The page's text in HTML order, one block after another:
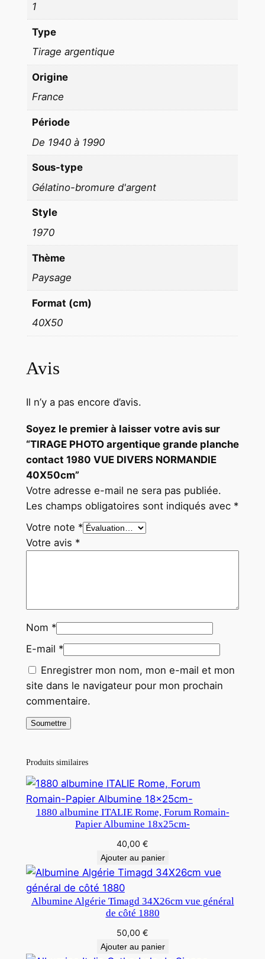
U
D
E
N
O
M
N
I
4
0
X
5
0
c
m
1
Type
Tirage argentique
Origine
France
Période
De 1940 à 1990
Sous-type
Gélatino-bromure d'argent
Style
1970
Thème
Paysage
Format (cm)
40X50
Avis
Il n’y a pas encore d’avis.
Soyez le premier à laisser votre avis sur
“TIRAGE PHOTO argentique grande planche
contact 1980 VUE DIVERS NORMANDIE
40X50cm”
Votre adresse e-mail ne sera pas publiée.
Les champs obligatoires sont indiqués avec *
Votre note *
Votre avis *
Nom *
E-mail *
Enregistrer mon nom, mon e-mail et mon
site dans le navigateur pour mon prochain
commentaire.
Produits similaires
1880 albumine ITALIE Rome, Forum Romain-
Papier Albumine 18x25cm-
40,00 €
Ajouter au panier
Albumine Algérie Timagd 34X26cm vue général
de côté 1880
50,00 €
Ajouter au panier